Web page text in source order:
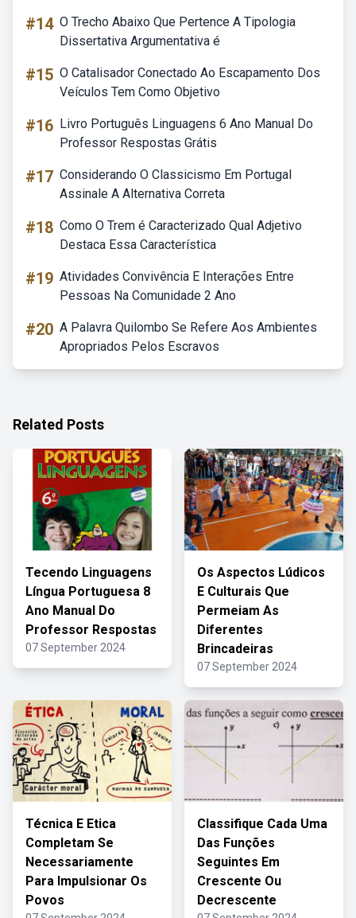
#14 O Trecho Abaixo Que Pertence A Tipologia
Dissertativa Argumentativa é
#15 O Catalisador Conectado Ao Escapamento Dos
Veículos Tem Como Objetivo
#16 Livro Português Linguagens 6 Ano Manual Do
Professor Respostas Grátis
#17 Considerando O Classicismo Em Portugal
Assinale A Alternativa Correta
#18 Como O Trem é Caracterizado Qual Adjetivo
Destaca Essa Característica
#19 Atividades Convivência E Interações Entre
Pessoas Na Comunidade 2 Ano
#20 A Palavra Quilombo Se Refere Aos Ambientes
Apropriados Pelos Escravos
Related Posts
Tecendo Linguagens
Língua Portuguesa 8
Ano Manual Do
Professor Respostas
07 September 2024
Os Aspectos Lúdicos
E Culturais Que
Permeiam As
Diferentes
Brincadeiras
07 September 2024
Técnica E Etica
Completam Se
Necessariamente
Para Impulsionar Os
Povos
Classifique Cada Uma
Das Funções
Seguintes Em
Crescente Ou
Decrescente